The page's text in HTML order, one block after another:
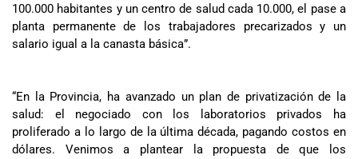
100.000 habitantes y un centro de salud cada 10.000, el pase a
planta permanente de los trabajadores precarizados y un
salario igual a la canasta básica”.
“En la Provincia, ha avanzado un plan de privatización de la
salud: el negociado con los laboratorios privados ha
proliferado a lo largo de la última década, pagando costos en
dólares. Venimos a plantear la propuesta de que los